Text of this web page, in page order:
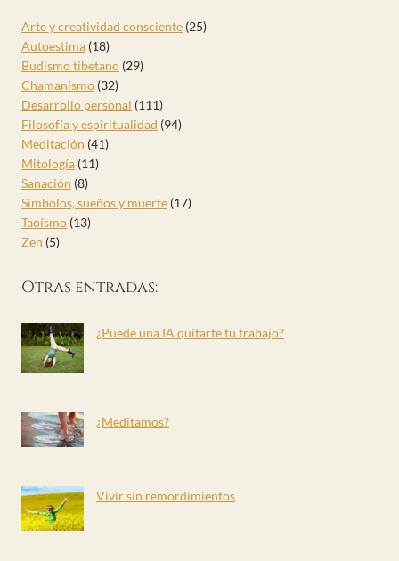
Arte y creatividad consciente (25)
Autoestima (18)
Budismo tibetano (29)
Chamanísmo (32)
Desarrollo personal (111)
Filosofía y espiritualidad (94)
Meditación (41)
Mitología (11)
Sanación (8)
Simbolos, sueños y muerte (17)
Taoísmo (13)
Zen (5)
Otras entradas:
¿Puede una IA quitarte tu trabajo?
¿Meditamos?
Vivir sin remordimientos